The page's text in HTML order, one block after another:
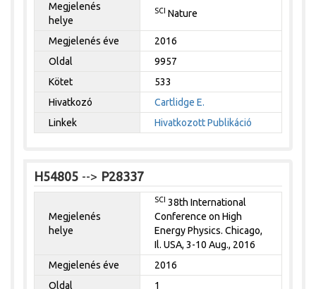
Megjelenés
helye
SCI Nature
Megjelenés éve
2016
Oldal
9957
Kötet
533
Hivatkozó
Cartlidge E.
Linkek
Hivatkozott Publikáció
H54805 --> P28337
Megjelenés
helye
SCI 38th International
Conference on High
Energy Physics. Chicago,
Il. USA, 3-10 Aug., 2016
Megjelenés éve
2016
Oldal
1